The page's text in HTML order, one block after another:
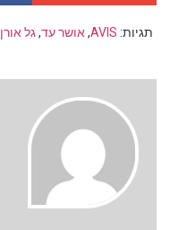
תגיות: AVIS
,אושר עד,גל אורן